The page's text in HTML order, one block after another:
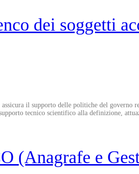
dei soggetti
il supporto delle politiche del
tecnico scientifico alla definizione,
(Anagrafe e